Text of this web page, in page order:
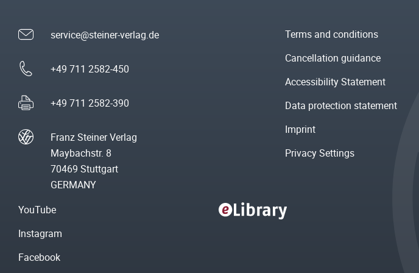
service@steiner-verlag.de
+49 711 2582-450
+49 711 2582-390
Franz Steiner Verlag
Maybachstr. 8
70469 Stuttgart
GERMANY
Terms and conditions
Cancellation guidance
Accessibility Statement
Data protection statement
Imprint
Privacy Settings
YouTube
Instagram
Facebook